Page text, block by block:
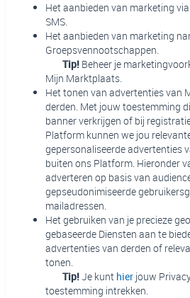
Het aanbieden van marketing
SMS.
Het aanbieden van marketing
Groepsvennootschappen.
Tip! Beheer je
Mijn Marktplaats.
Het tonen van advertenties van
derden. Met jouw toestemming
banner verkrijgen of bij
Platform kunnen we jou
gepersonaliseerde advertenties
buiten ons Platform. Hieronder
adverteren op basis van
gepseudonimiseerde
mailadressen.
Het gebruiken van je precieze
gebaseerde Diensten aan te
advertenties van derden of
tonen.
Tip!Je kunt hier jouw
toestemming intrekken.